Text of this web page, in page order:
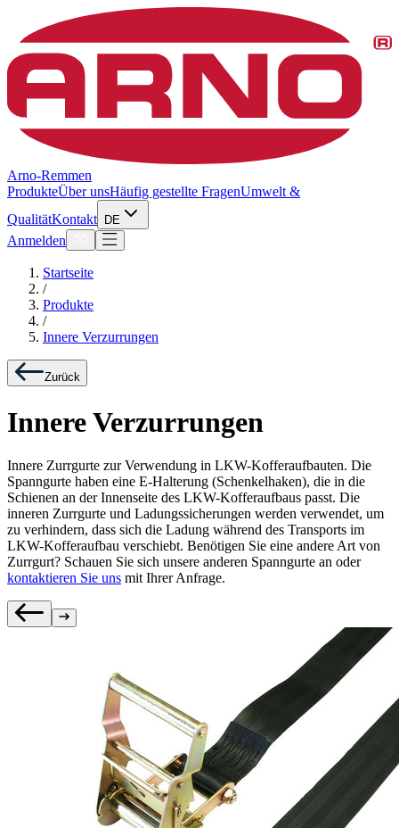
Arno-Remmen
ProdukteÜber unsHäufig gestellte FragenUmwelt &
QualitätKontakt DE
Anmelden
Startseite
/
Produkte
/
Innere Verzurrungen
Zurück
Innere Verzurrungen
Innere Zurrgurte zur Verwendung in LKW-Kofferaufbauten. Die
Spanngurte haben eine E-Halterung (Schenkelhaken), die in die
Schienen an der Innenseite des LKW-Kofferaufbaus passt. Die
inneren Zurrgurte und Ladungssicherungen werden verwendet, um
zu verhindern, dass sich die Ladung während des Transports im
LKW-Kofferaufbau verschiebt. Benötigen Sie eine andere Art von
Zurrgurt? Schauen Sie sich unsere anderen Spanngurte an oder
kontaktieren Sie uns mit Ihrer Anfrage.